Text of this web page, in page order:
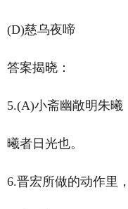
(D)慈乌夜啼
答案揭晓：
5.(A)小斋幽敞明朱曦
曦者日光也。
6.晋宏所做的动作里